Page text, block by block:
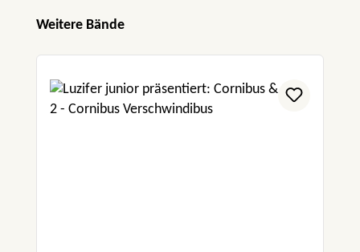
Produktgalerie überspringen
Weitere Bände